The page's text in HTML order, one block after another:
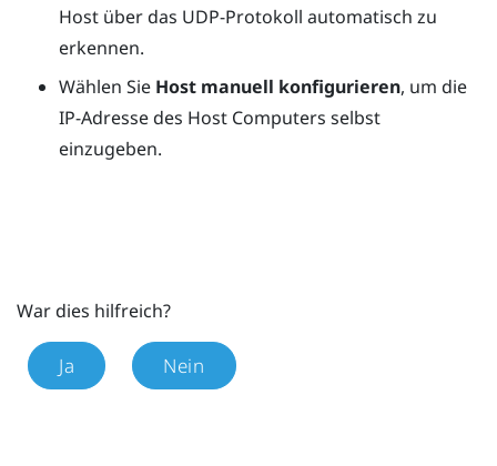
Host über das UDP-Protokoll automatisch zu
erkennen.
Wählen Sie Host manuell konfigurieren, um die
IP-Adresse des Host Computers selbst
einzugeben.
War dies hilfreich?
Ja Nein